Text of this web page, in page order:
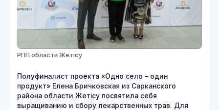
РПП области Жетісу
Полуфиналист проекта «Одно село – один
продукт» Елена Бричковская из Сарканского
района области Жетісу посвятила себя
выращиванию и сбору лекарственных трав. Для